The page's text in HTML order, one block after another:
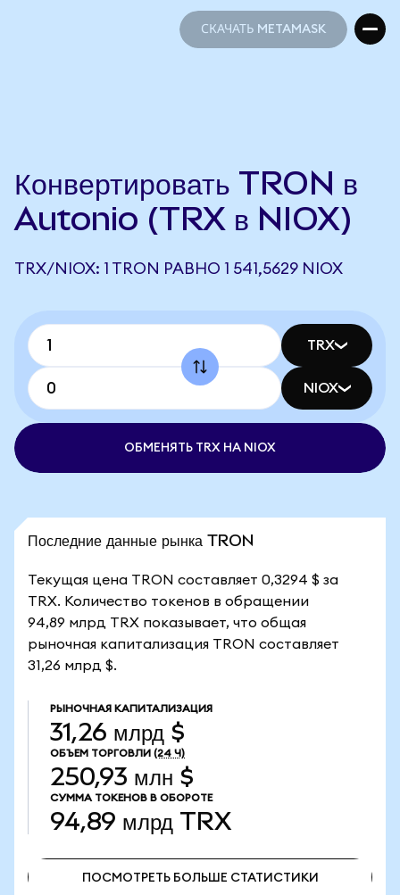
СКАЧАТЬ METAMASK
Конвертировать TRON в
Autonio (TRX в NIOX)
TRX/NIOX: 1 TRON РАВНО 1 541,5629 NIOX
TRX
NIOX
ОБМЕНЯТЬ TRX НА NIOX
Последние данные рынка TRON
Текущая цена TRON составляет 0,3294 $ за
TRX. Количество токенов в обращении
94,89 млрд TRX показывает, что общая
рыночная капитализация TRON составляет
31,26 млрд $.
РЫНОЧНАЯ КАПИТАЛИЗАЦИЯ
31,26 млрд $
ОБЪЕМ ТОРГОВЛИ (24 Ч)
250,93 млн $
СУММА ТОКЕНОВ В ОБОРОТЕ
94,89 млрд TRX
ПОСМОТРЕТЬ БОЛЬШЕ СТАТИСТИКИ